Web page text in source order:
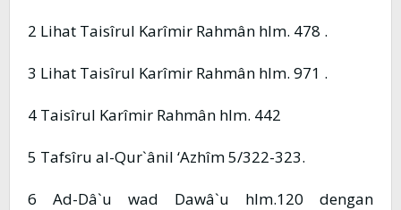
2 Lihat Taisîrul Karîmir Rahmân hlm. 478 .
3 Lihat Taisîrul Karîmir Rahmân hlm. 971 .
4 Taisîrul Karîmir Rahmân hlm. 442
5 Tafsîru al-Qur`ânil ‘Azhîm 5/322-323.
6 Ad-Dâ`u wad Dawâ`u hlm.120 dengan